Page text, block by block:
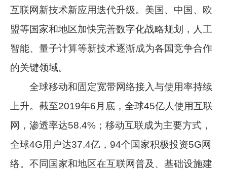
互联网新技术新应用迭代升级。美国、中国、欧
盟等国家和地区加快完善数字化战略规划，人工
智能、量子计算等新技术逐渐成为各国竞争合作
的关键领域。
全球移动和固定宽带网络接入与使用率持续
上升。截至2019年6月底，全球45亿人使用互联
网，渗透率达58.4%；移动互联成为主要方式，
全球4G用户达37.4亿，94个国家积极投资5G网
络。不同国家和地区在互联网普及、基础设施建